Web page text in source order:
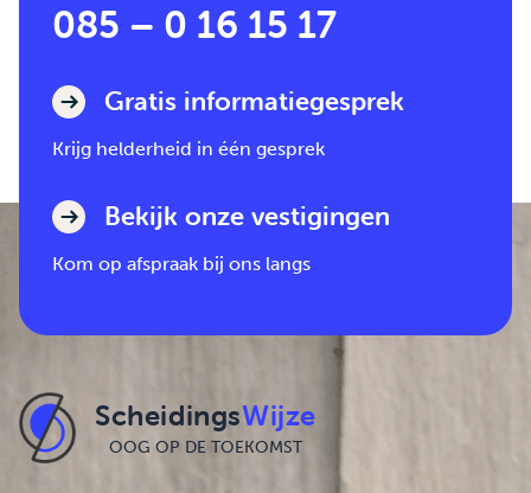
085 – 0 16 15 17
Gratis informatiegesprek
Krijg helderheid in één gesprek
Bekijk onze vestigingen
Kom op afspraak bij ons langs
ScheidingsWijze
OOG OP DE TOEKOMST